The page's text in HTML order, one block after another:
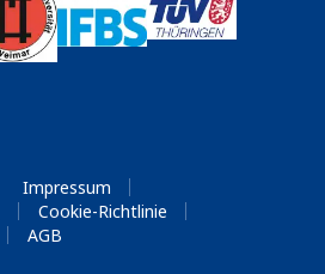
Impressum
Cookie-Richtlinie
AGB